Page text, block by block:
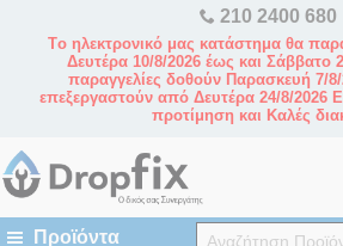
210 2400 680
Tο ηλεκτρονικό μας κατάστημα θα
Δευτέρα 10/8/2026 έως και Σάββατο
παραγγελίες δοθούν Παρασκευή 7/8/
επεξεργαστούν από Δευτέρα 24/8/2026
προτίμηση και Καλές